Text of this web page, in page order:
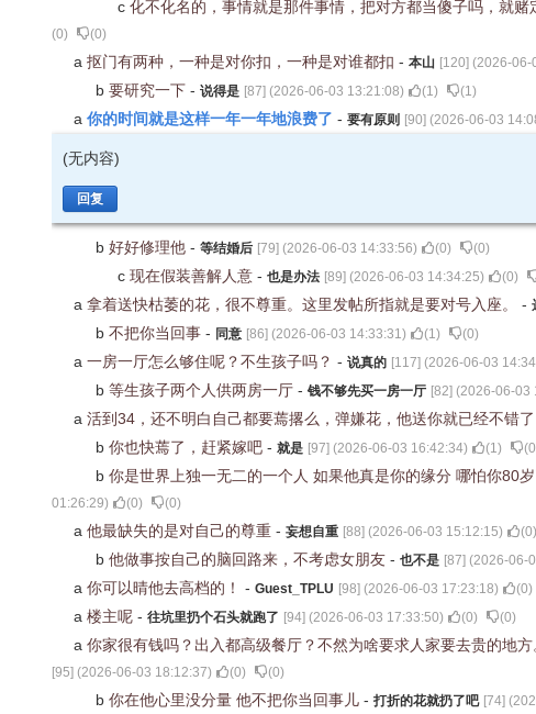
c 化不化名的，事情就是那件事情，把对方都当傻子吗，就赌
(0) (0)
a 抠门有两种，一种是对你扣，一种是对谁都扣 - 本山 [120] (2026-06-
b 要研究一下 - 说得是 [87] (2026-06-03 13:21:08) (1) (1)
a 你的时间就是这样一年一年地浪费了 - 要有原则 [90] (2026-06-03
(无内容)
回复
b 好好修理他 - 等结婚后 [79] (2026-06-03 14:33:56) (0) (0)
c 现在假装善解人意 - 也是办法 [89] (2026-06-03 14:34:25) (0)
a 拿着送快枯萎的花，很不尊重。这里发帖所指就是要对号入座。 -
b 不把你当回事 - 同意 [86] (2026-06-03 14:33:31) (1) (0)
a 一房一厅怎么够住呢？不生孩子吗？ - 说真的 [117] (2026-06-03
b 等生孩子两个人供两房一厅 - 钱不够先买一房一厅 [82] (2026-06-03
a 活到34，还不明白自己都要蔫撂么，弹嫌花，他送你就已经不错了
b 你也快蔫了，赶紧嫁吧 - 就是 [97] (2026-06-03 16:42:34) (1) (0
b 你是世界上独一无二的一个人 如果他真是你的缘分 哪怕你80
01:26:29) (0) (0)
a 他最缺失的是对自己的尊重 - 妄想自重 [88] (2026-06-03 15:12:15) (0)
b 他做事按自己的脑回路来，不考虑女朋友 - 也不是 [87] (2026-06-
a 你可以晴他去高档的！ - Guest_TPLU [98] (2026-06-03 17:23:18) (0)
a 楼主呢 - 往坑里扔个石头就跑了 [94] (2026-06-03 17:33:50) (0) (0)
a 你家很有钱吗？出入都高级餐厅？不然为啥要求人家要去贵的地
[95] (2026-06-03 18:12:37) (0) (0)
b 你在他心里没分量 他不把你当回事儿 - 打折的花就扔了吧 [74] (